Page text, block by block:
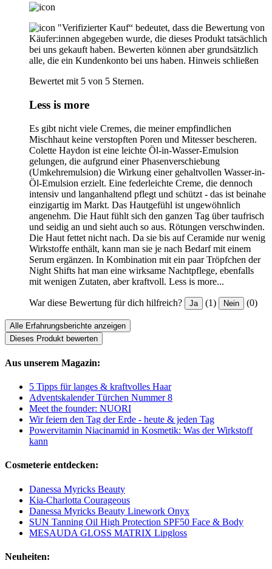
"Verifizierter Kauf“ bedeutet, dass die Bewertung von
Käufer:innen abgegeben wurde, die dieses Produkt tatsächlich
bei uns gekauft haben. Bewerten können aber grundsätzlich
alle, die ein Kundenkonto bei uns haben. Hinweis schließen
Bewertet mit 5 von 5 Sternen.
Less is more
Es gibt nicht viele Cremes, die meiner empfindlichen
Mischhaut keine verstopften Poren und Mitesser bescheren.
Colette Haydon ist eine leichte Öl-in-Wasser-Emulsion
gelungen, die aufgrund einer Phasenverschiebung
(Umkehremulsion) die Wirkung einer gehaltvollen Wasser-in-
Öl-Emulsion erzielt. Eine federleichte Creme, die dennoch
intensiv und langanhaltend pflegt und schützt - das ist beinahe
einzigartig im Markt. Das Hautgefühl ist ungewöhnlich
angenehm. Die Haut fühlt sich den ganzen Tag über taufrisch
und seidig an und sieht auch so aus. Rötungen verschwinden.
Die Haut fettet nicht nach. Da sie bis auf Ceramide nur wenig
Wirkstoffe enthält, kann man sie je nach Bedarf mit einem
Serum ergänzen. In Kombination mit ein paar Tröpfchen der
Night Shifts hat man eine wirksame Nachtpflege, ebenfalls
mit wenigen Zutaten, aber kraftvoll. Less is more...
War diese Bewertung für dich hilfreich? Ja (1) Nein (0)
Alle Erfahrungsberichte anzeigen
Dieses Produkt bewerten
Aus unserem Magazin:
5 Tipps für langes & kraftvolles Haar
Adventskalender Türchen Nummer 8
Meet the founder: NUORI
Wir feiern den Tag der Erde - heute & jeden Tag
Powervitamin Niacinamid in Kosmetik: Was der Wirkstoff
kann
Cosmeterie entdecken:
Danessa Myricks Beauty
Kia-Charlotta Courageous
Danessa Myricks Beauty Linework Onyx
SUN Tanning Oil High Protection SPF50 Face & Body
MESAUDA GLOSS MATRIX Lipgloss
Neuheiten: